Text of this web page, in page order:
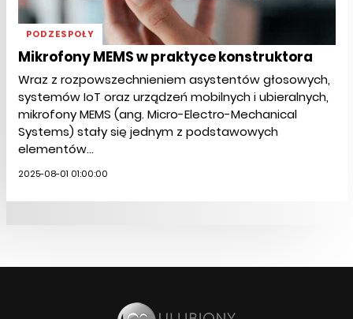
PODZESPOŁY
Mikrofony MEMS w praktyce konstruktora
Wraz z rozpowszechnieniem asystentów głosowych,
systemów IoT oraz urządzeń mobilnych i ubieralnych,
mikrofony MEMS (ang. Micro-Electro-Mechanical
Systems) stały się jednym z podstawowych
elementów...
2025-08-01 01:00:00